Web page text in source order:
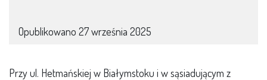
Opublikowano 27 września 2025
Przy ul. Hetmańskiej w Białymstoku i w sąsiadującym z